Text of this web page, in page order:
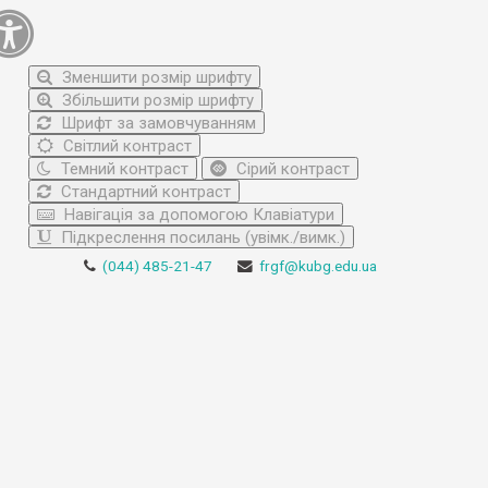
Зменшити розмір шрифту
Збільшити розмір шрифту
Шрифт за замовчуванням
Світлий контраст
Темний контраст
Сірий контраст
Стандартний контраст
Навігація за допомогою Клавіатури
Підкреслення посилань (увімк./вимк.)
(044) 485-21-47 frgf@kubg.edu.ua